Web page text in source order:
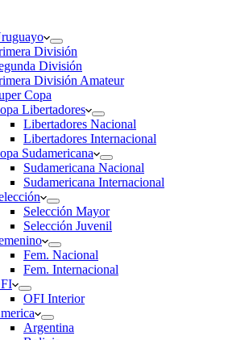
División
División
División Amateur
Copa
Libertadores
Libertadores Nacional
Libertadores Internacional
Sudamericana
Sudamericana Nacional
Sudamericana Internacional
Selección Mayor
Selección Juvenil
Fem. Nacional
Fem. Internacional
OFI Interior
Argentina